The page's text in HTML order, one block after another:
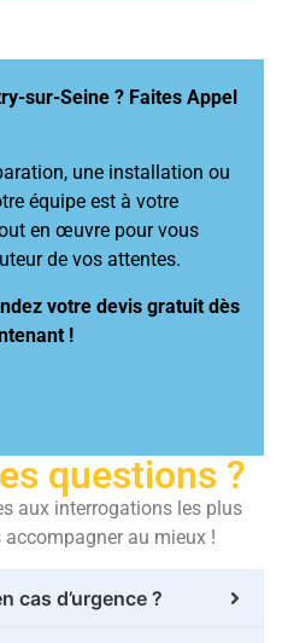
sur-Seine ? Faites Appel
une installation ou
équipe est à votre
en œuvre pour vous
de vos attentes.
votre devis gratuit dès
!
questions ?
aux interrogations les plus
au mieux !
cas d’urgence ?